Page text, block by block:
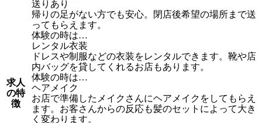
求人
の特
徴
送りあり
帰りの足がない方でも安心。閉店後希望の場所まで送
ってもらえます。
体験の時は…
レンタル衣装
ドレスや制服などの衣装をレンタルできます。靴や店
内バッグを貸してくれるお店もあります。
体験の時は…
ヘアメイク
お店で準備したメイクさんにヘアメイクをしてもらえ
ます。お客さんからの反応も髪のセットによって大き
く変わります。